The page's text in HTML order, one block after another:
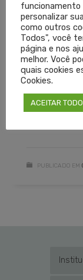
assistente
Confira a
ATENDIMENTO
TELEMEDICINA
PUBLICADO EM
funcionamento
personalizar
como outros
Todos", você
página e nos
melhor. Você
quais cookies
Cookies.
ACEITAR